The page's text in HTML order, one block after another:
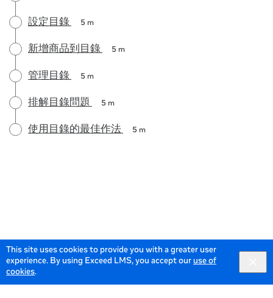
This site uses cookies to provide you with a greater user
experience. By using Exceed LMS, you accept our use of
cookies.
設定目錄 5 m
新增商品到目錄 5 m
管理目錄 5 m
排解目錄問題 5 m
使用目錄的最佳作法 5 m